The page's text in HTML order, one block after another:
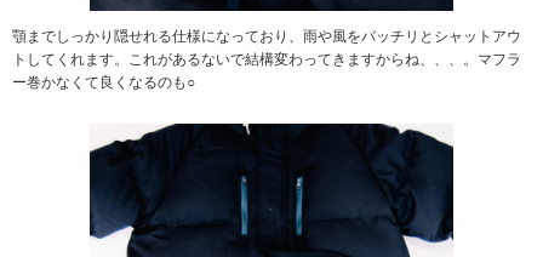
顎までしっかり隠せれる仕様になっており、雨や風をバッチリとシャットアウ
トしてくれます。これがあるないで結構変わってきますからね、、、。マフラ
ー巻かなくて良くなるのも○